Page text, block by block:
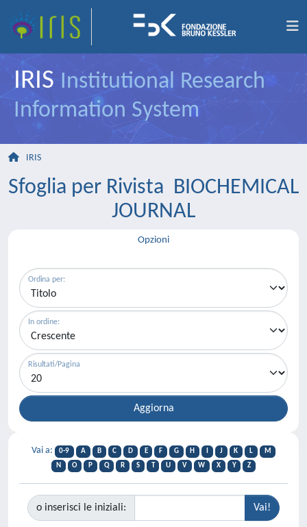
IRIS Institutional Research
Information System
IRIS
Sfoglia per Rivista BIOCHEMICAL
JOURNAL
Opzioni
Ordina per:
In ordine:
Risultati/Pagina
Vai a: 0-9 A B C D E F G H J K L
M
N
O P Q R S T U V W X Y Z
o inserisci le iniziali: